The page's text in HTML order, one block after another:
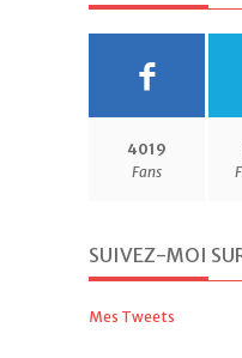
4019
Fans
SUIVEZ-MOI
Mes Tweets